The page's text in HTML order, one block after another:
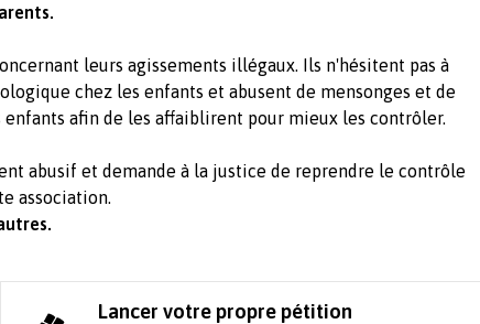
leurs agissements illégaux. Ils n'hésitent pas à
chez les enfants et abusent de mensonges et de
afin de les affaiblirent pour mieux les contrôler.
abusif et demande à la justice de reprendre le contrôle
association.
Lancer votre propre pétition